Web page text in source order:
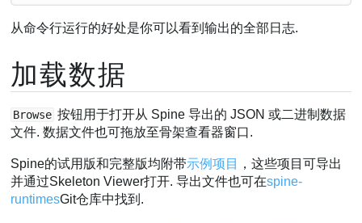
从命令行运行的好处是你可以看到输出的全部日志.
加载数据
Browse 按钮用于打开从 Spine 导出的 JSON 或二进制数据
文件. 数据文件也可拖放至骨架查看器窗口.
Spine的试用版和完整版均附带示例项目
，这些项目可导出
并通过Skeleton Viewer打开. 导出文件也可在spine-
runtimesGit仓库中找到.